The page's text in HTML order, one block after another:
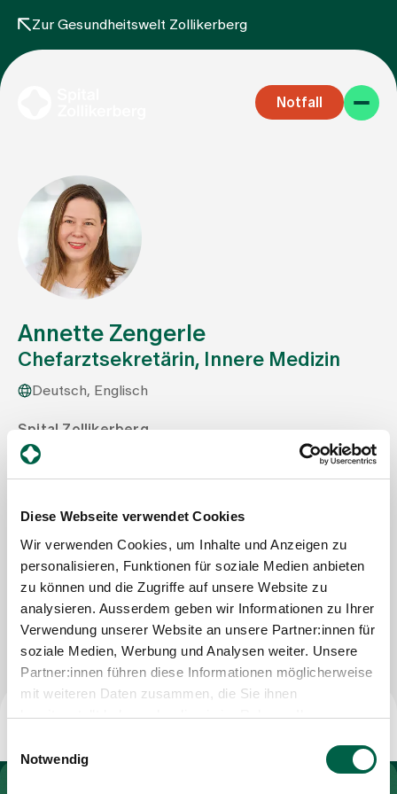
Diese Webseite verwendet Cookies
Wir verwenden Cookies, um Inhalte und Anzeigen zu
personalisieren, Funktionen für soziale Medien anbieten
zu können und die Zugriffe auf unsere Website zu
analysieren. Ausserdem geben wir Informationen zu Ihrer
Verwendung unserer Website an unsere Partner:innen für
soziale Medien, Werbung und Analysen weiter. Unsere
Partner:innen führen diese Informationen möglicherweise
mit weiteren Daten zusammen, die Sie ihnen
bereitgestellt haben oder die sie im Rahmen Ihrer
Notwendig
Zur Gesundheitswelt Zollikerberg
Notfall
Fachbereiche
Aufenthalt
Team
Über uns
Aktuelles
Babygalerie
Annette Zengerle
Chefarztsekretärin, Innere Medizin
Deutsch, Englisch
Spital Zollikerberg
Departement Notfall- und Akutmedizin
Innere Medizin
Trichtenhauserstrasse 20
Tel
+41 44 397 20 14
Mail
annette.zengerle@spitalzollikerberg.ch
Nachricht schreiben